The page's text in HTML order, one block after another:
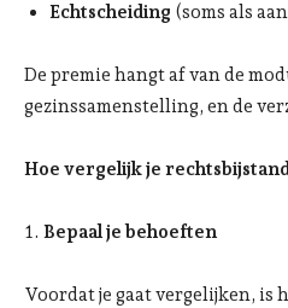
Echtscheiding (soms als
De premie hangt af van de
gezinssamenstelling, en de
Hoe vergelijk je
1. Bepaal je behoeften
Voordat je gaat vergelijken, is